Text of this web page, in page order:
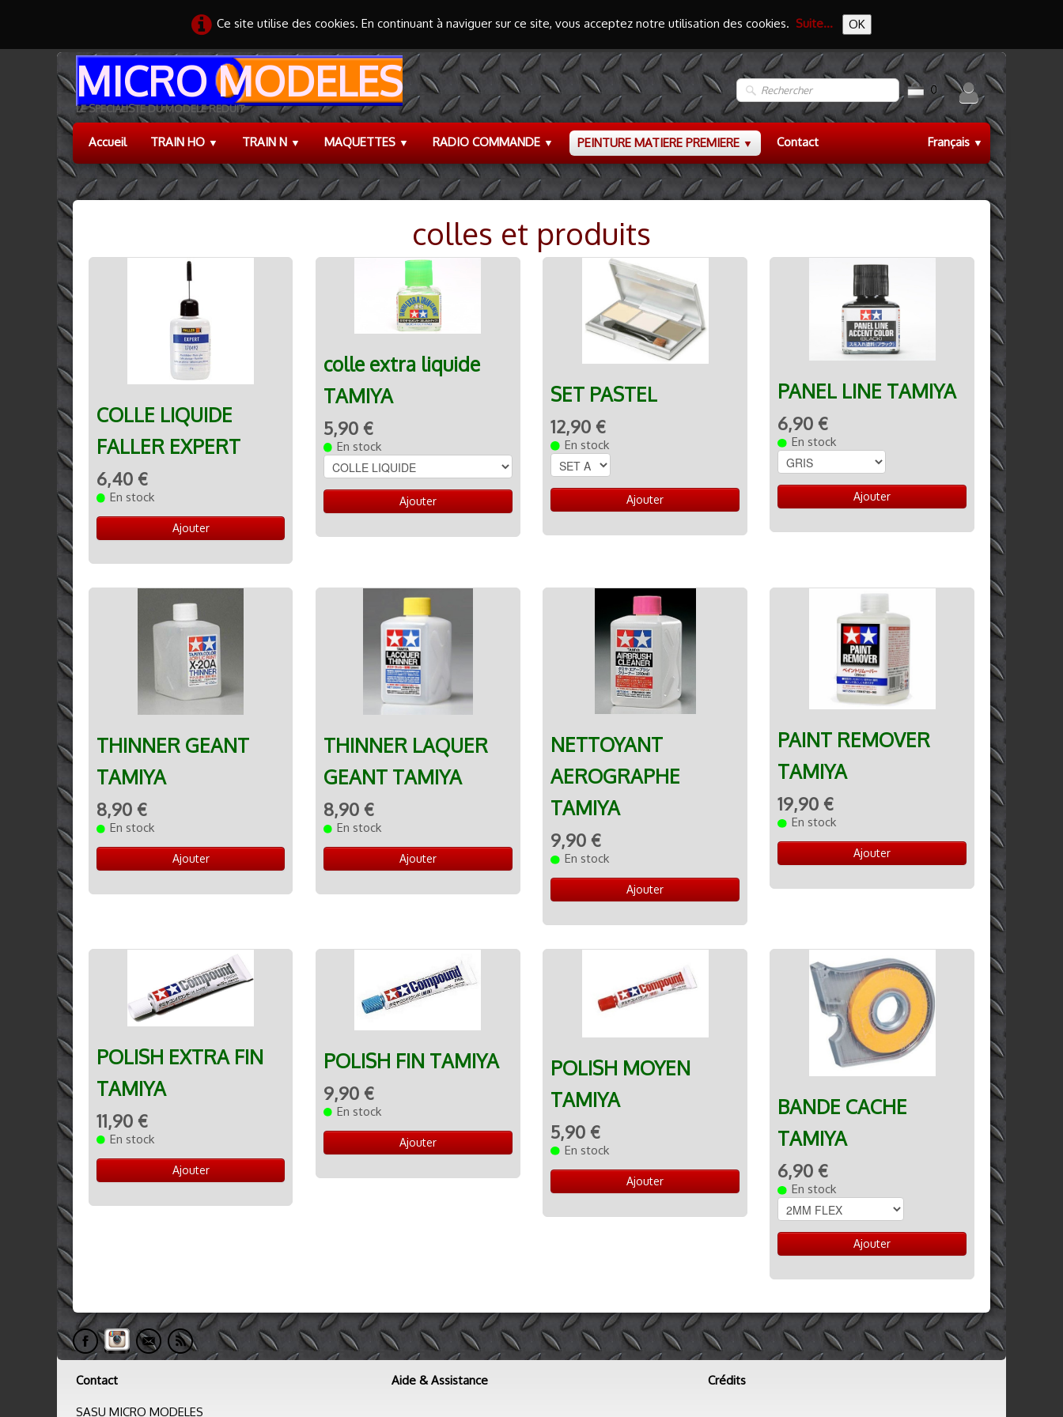
Ce site utilise des cookies. En continuant à naviguer sur ce site, vous acceptez notre utilisation des cookies. Suite... OK
MICRO MODELES
LE SPECIALISTE DU MODELE REDUIT
0
Français ▼
Accueil TRAIN HO ▼ TRAIN N ▼ MAQUETTES ▼ RADIO COMMANDE ▼ PEINTURE MATIERE PREMIERE ▼ Contact
colles et produits
COLLE LIQUIDE
FALLER EXPERT
6,40 €
En stock
Ajouter
colle extra liquide
TAMIYA
5,90 €
En stock
Ajouter
SET PASTEL
12,90 €
En stock
Ajouter
PANEL LINE TAMIYA
6,90 €
En stock
Ajouter
THINNER GEANT
TAMIYA
8,90 €
En stock
Ajouter
THINNER LAQUER
GEANT TAMIYA
8,90 €
En stock
Ajouter
NETTOYANT
AEROGRAPHE
TAMIYA
9,90 €
En stock
Ajouter
PAINT REMOVER
TAMIYA
19,90 €
En stock
Ajouter
POLISH EXTRA FIN
TAMIYA
11,90 €
En stock
Ajouter
POLISH FIN TAMIYA
9,90 €
En stock
Ajouter
POLISH MOYEN
TAMIYA
5,90 €
En stock
Ajouter
BANDE CACHE
TAMIYA
6,90 €
En stock
Ajouter
Contact
SASU MICRO MODELES
Aide & Assistance Crédits